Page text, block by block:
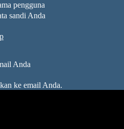
pengguna
sandi Anda
Anda
ke email Anda.